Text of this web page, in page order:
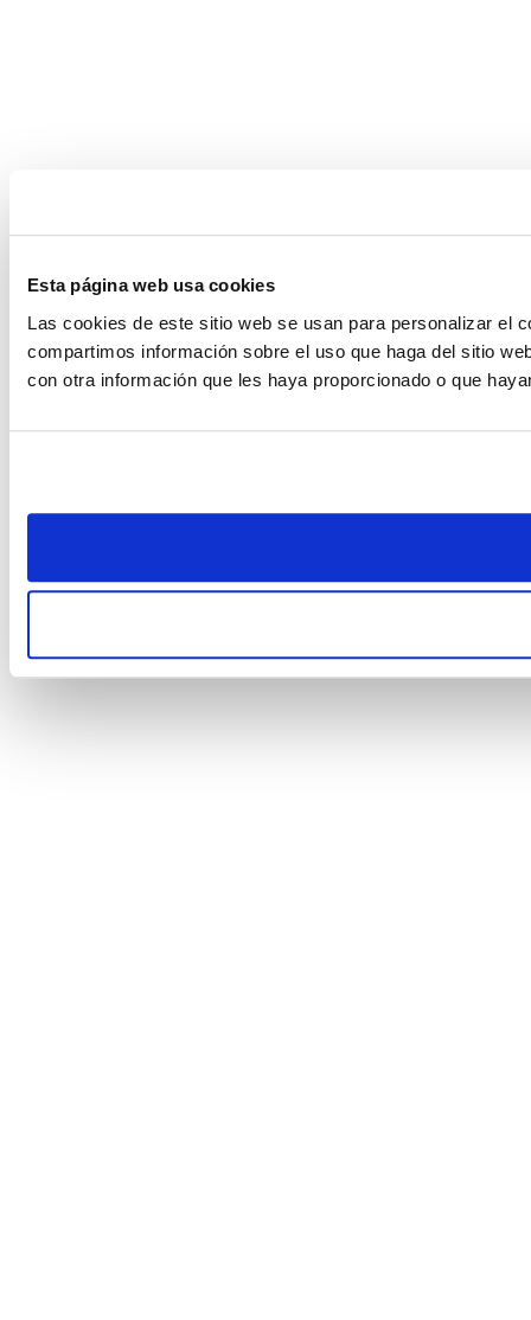
Esta página web usa cookies
Las cookies de este sitio web se usan para personalizar el
compartimos información sobre el uso que haga del sitio
con otra información que les haya proporcionado o que